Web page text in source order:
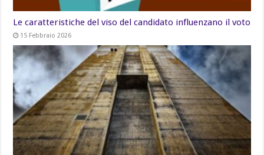
Le caratteristiche del viso del candidato influenzano il voto
15 Febbraio 2026